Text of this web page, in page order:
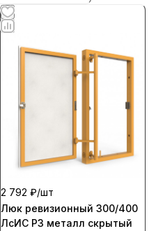
2 792 ₽/шт
Люк ревизионный 300/400
ЛсИС РЗ металл скрытый